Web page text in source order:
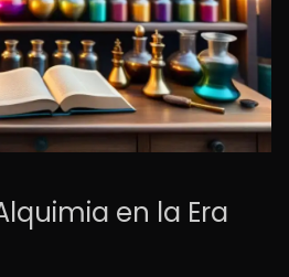
en la Era